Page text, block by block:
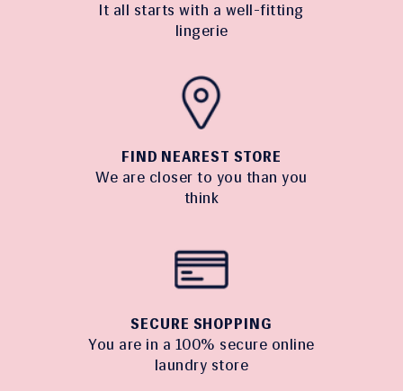
It all starts with a well-fitting
lingerie
FIND NEAREST STORE
We are closer to you than you
think
SECURE SHOPPING
You are in a 100% secure online
laundry store